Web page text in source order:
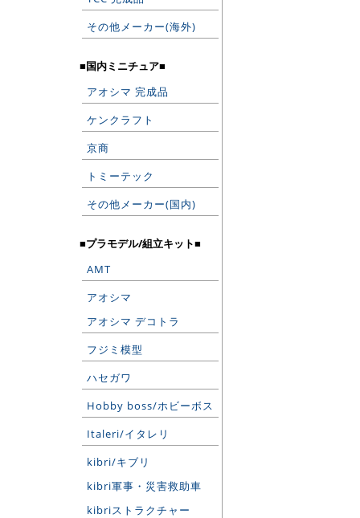
その他メーカー(海外)
■国内ミニチュア■
アオシマ 完成品
ケンクラフト
京商
トミーテック
その他メーカー(国内)
■プラモデル/組立キット■
AMT
アオシマ
アオシマ デコトラ
フジミ模型
ハセガワ
Hobby boss/ホビーボス
Italeri/イタレリ
kibri/キブリ
kibri軍事・災害救助車
kibriストラクチャー